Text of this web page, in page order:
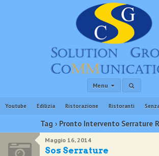
Menu
Youtube Edilizia Ristorazione Ristoranti
Tag › Pronto Intervento Serrature
Maggio 16, 2014
Sos Serrature